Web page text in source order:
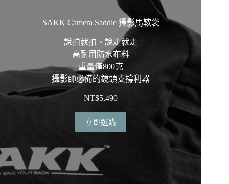
SAKK Camera Saddle 攝影馬鞍袋
說拍就拍、說走就走
高耐用防水布料
重量僅800克
攝影師必備的鏡頭支撐利器
NT$5,490
立即選購